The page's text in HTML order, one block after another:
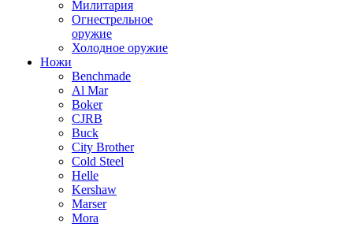
Милитария
Огнестрельное
оружие
Холодное оружие
Ножи
Benchmade
Al Mar
Boker
CJRB
Buck
City Brother
Cold Steel
Helle
Kershaw
Marser
Mora